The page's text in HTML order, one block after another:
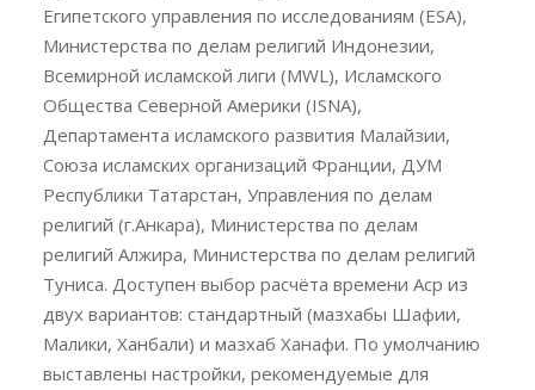
Египетского управления по исследованиям (ESA),
Министерства по делам религий Индонезии,
Всемирной исламской лиги (MWL), Исламского
Общества Северной Америки (ISNA),
Департамента исламского развития Малайзии,
Союза исламских организаций Франции, ДУМ
Республики Татарстан, Управления по делам
религий (г.Анкара), Министерства по делам
религий Алжира, Министерства по делам религий
Туниса. Доступен выбор расчёта времени Аср из
двух вариантов: стандартный (мазхабы Шафии,
Малики, Ханбали) и мазхаб Ханафи. По умолчанию
выставлены настройки, рекомендуемые для